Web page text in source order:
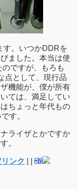
す。いつかDDRを
ました。本当は使
ですが、もろも
点として、現行品
機能が、僕が所有
ては、満足してい
ちょっと年代もの
す。
ライザとかですか
。
リンク